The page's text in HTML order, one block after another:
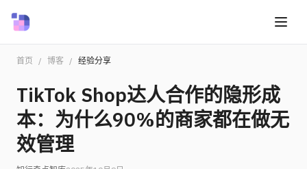
首页 / 博客 / 经验分享
TikTok Shop达人合作的隐形成
本：为什么90%的商家都在做无
效管理